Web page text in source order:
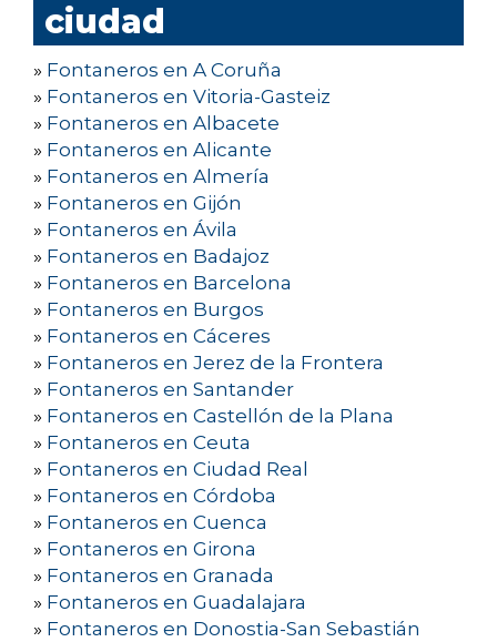
ciudad
» Fontaneros en A Coruña
» Fontaneros en Vitoria-Gasteiz
» Fontaneros en Albacete
» Fontaneros en Alicante
» Fontaneros en Almería
» Fontaneros en Gijón
» Fontaneros en Ávila
» Fontaneros en Badajoz
» Fontaneros en Barcelona
» Fontaneros en Burgos
» Fontaneros en Cáceres
» Fontaneros en Jerez de la Frontera
» Fontaneros en Santander
» Fontaneros en Castellón de la Plana
» Fontaneros en Ceuta
» Fontaneros en Ciudad Real
» Fontaneros en Córdoba
» Fontaneros en Cuenca
» Fontaneros en Girona
» Fontaneros en Granada
» Fontaneros en Guadalajara
» Fontaneros en Donostia-San Sebastián